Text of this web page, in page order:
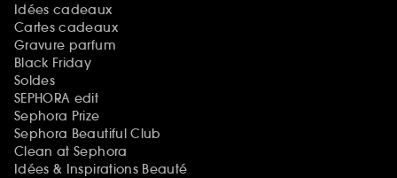
Idées cadeaux
Cartes cadeaux
Gravure parfum
Black Friday
Soldes
SEPHORA edit
Sephora Prize
Sephora Beautiful Club
Clean at Sephora
Idées & Inspirations Beauté